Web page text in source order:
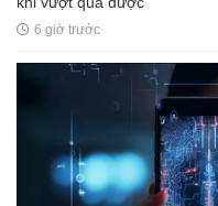
6 giờ trước